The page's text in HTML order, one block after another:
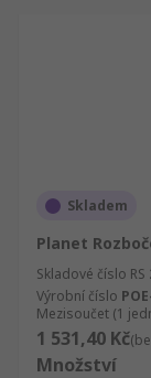
Skladem
Planet
Skladové číslo RS
Výrobní číslo
Mezisoučet (1
1 531,40 Kč
Množství